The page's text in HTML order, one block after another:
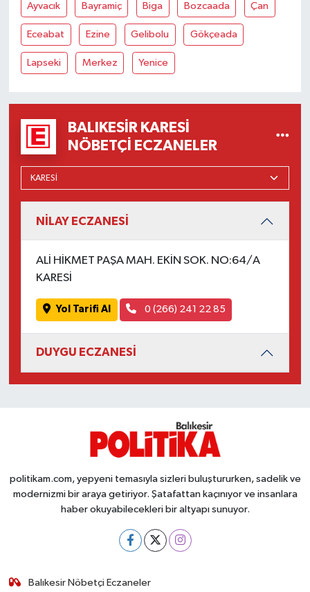
Ayvacık Bayramiç Biga Bozcaada Çan
Eceabat Ezine Gelibolu Gökçeada
Lapseki Merkez Yenice
BALIKESIR KARESI
NÖBETÇI ECZANELER
NİLAY ECZANESİ
ALİ HİKMET PAŞA MAH. EKİN SOK. NO:64/A
KARESİ
Yol Tarifi Al 0 (266) 241 22 85
DUYGU ECZANESİ
politikam.com, yepyeni temasıyla sizleri buluştururken, sadelik ve
modernizmi bir araya getiriyor. Şatafattan kaçınıyor ve insanlara
haber okuyabilecekleri bir altyapı sunuyor.
Balıkesir Nöbetçi Eczaneler